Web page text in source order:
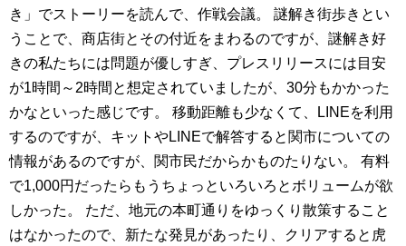
き」でストーリーを読んで、作戦会議。 謎解き街歩きとい
うことで、商店街とその付近をまわるのですが、謎解き好
きの私たちには問題が優しすぎ、プレスリリースには目安
が1時間～2時間と想定されていましたが、30分もかかった
かなといった感じです。 移動距離も少なくて、LINEを利用
するのですが、キットやLINEで解答すると関市についての
情報があるのですが、関市民だからかものたりない。 有料
で1,000円だったらもうちょっといろいろとボリュームが欲
しかった。 ただ、地元の本町通りをゆっくり散策すること
はなかったので、新たな発見があったり、クリアすると虎